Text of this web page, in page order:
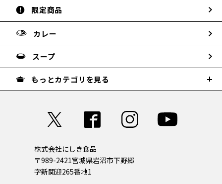
限定商品
カレー
スープ
もっとカテゴリを見る
株式会社にしき食品
〒989-2421宮城県岩沼市下野郷
字新関迎265番地1